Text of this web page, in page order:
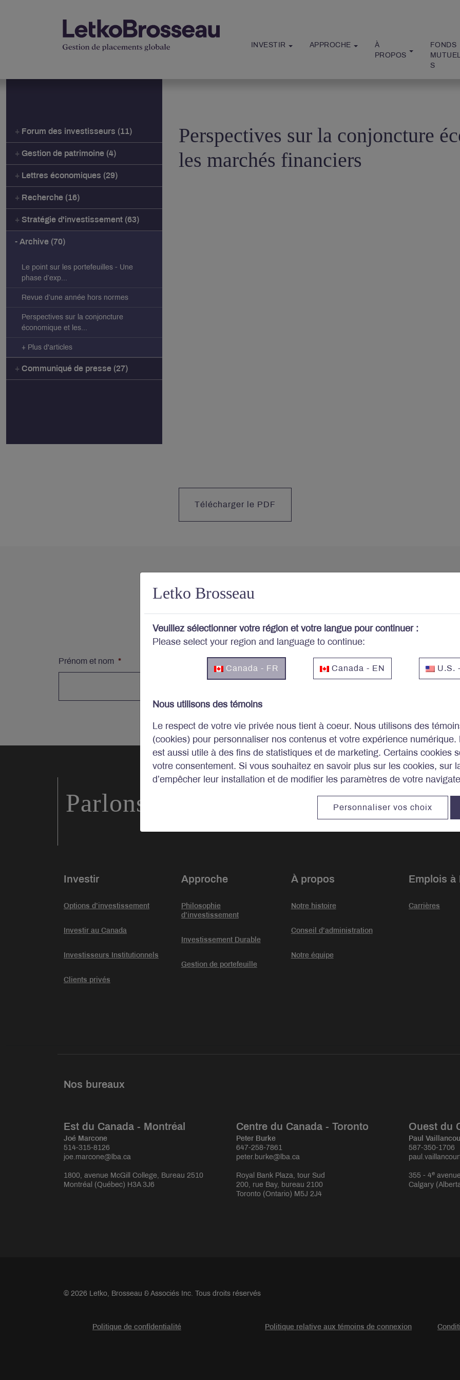
INVESTIR APPROCHE
À
PROPOS
FONDS
S
Letko Brosseau
Veuillez sélectionner votre région et votre langue pour continuer :
Please select your region and language to continue:
Canada - FR Canada - EN U.S.
Nous utilisons des témoins
Le respect de votre vie privée nous tient à coeur. Nous utilisons des
(cookies) pour personnaliser nos contenus et votre expérience numérique.
est aussi utile à des fins de statistiques et de marketing. Certains cookies
votre consentement. Si vous souhaitez en savoir plus sur les cookies, sur
d’empêcher leur installation et de modifier les paramètres de votre
Personnaliser vos choix
Forum des investisseurs (11)
Gestion de patrimoine (4)
Lettres économiques (29)
Recherche (16)
Stratégie d'investissement (63)
Archive (70)
Le point sur les portefeuilles - Une
phase d’exp...
Revue d’une année hors normes
Perspectives sur la conjoncture
économique et les...
+ Plus d'articles
Communiqué de presse (27)
Perspectives sur la conjoncture
les marchés financiers
Télécharger le PDF
Votre portefeuille vous
Abonnez-vous au bulletin et aux autres publications de Letko
Prénom et nom * Courriel
Parlons d’investissements.
Investir
Options d’investissement
Investir au Canada
Investisseurs Institutionnels
Clients privés
Approche
Philosophie
d’investissement
Investissement Durable
Gestion de portefeuille
À propos
Notre histoire
Conseil d’administration
Notre équipe
Emplois à
Carrières
Nos bureaux
Est du Canada - Montréal
Joé Marcone
514-315-8126
joe.marcone@lba.ca
1800, avenue McGill College, Bureau 2510
Montréal (Québec) H3A 3J6
Centre du Canada - Toronto
Peter Burke
647-258-7861
peter.burke@lba.ca
Royal Bank Plaza, tour Sud
200, rue Bay, bureau 2100
Toronto (Ontario) M5J 2J4
Ouest du
Paul
587-350-1706
355 - 4e
Calgary
© 2026 Letko, Brosseau & Associés Inc. Tous droits réservés
Politique de confidentialité Politique relative aux témoins de connexion